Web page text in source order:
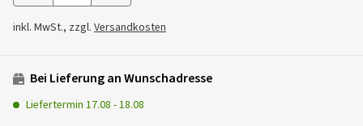
inkl. MwSt., zzgl. Versandkosten
Bei Lieferung an Wunschadresse
Liefertermin 17.08 -18.08